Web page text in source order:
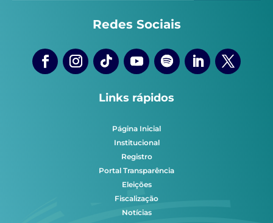
Redes Sociais
Links rápidos
Página Inicial
Institucional
Registro
Portal Transparência
Eleições
Fiscalização
Notícias